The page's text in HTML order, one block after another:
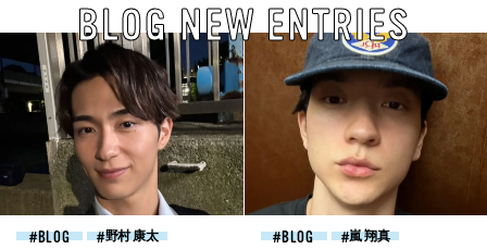
BLOG NEW ENTRIES
BLOG 野村 康太 BLOG 嵐 翔真